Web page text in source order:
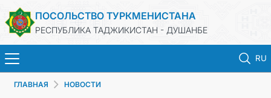
ПОСОЛЬСТВО ТУРКМЕНИСТАНА
РЕСПУБЛИКА ТАДЖИКИСТАН - ДУШАНБЕ
RU
ГЛАВНАЯ НОВОСТИ